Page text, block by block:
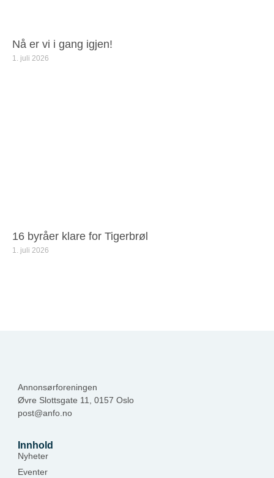
Nå er vi i gang igjen!
1. juli 2026
16 byråer klare for Tigerbrøl
1. juli 2026
Annonsørforeningen
Øvre Slottsgate 11, 0157 Oslo
post@anfo.no
Innhold
Nyheter
Eventer